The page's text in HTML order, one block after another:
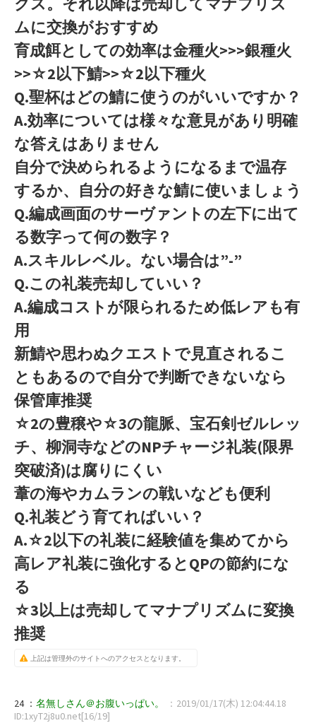
ムに交換がおすすめ
育成餌としての効率は金種火>>>銀種火
>>☆2以下鯖>>☆2以下種火
Q.聖杯はどの鯖に使うのがいいですか？
A.効率については様々な意見があり明確
な答えはありません
自分で決められるようになるまで温存
するか、自分の好きな鯖に使いましょう
Q.編成画面のサーヴァントの左下に出て
る数字って何の数字？
A.スキルレベル。ない場合は”-”
Q.この礼装売却していい？
A.編成コストが限られるため低レアも有
用
新鯖や思わぬクエストで見直されるこ
ともあるので自分で判断できないなら
保管庫推奨
☆2の豊穣や☆3の龍脈、宝石剣ゼルレッ
チ、柳洞寺などのNPチャージ礼装(限界
突破済)は腐りにくい
葦の海やカムランの戦いなども便利
Q.礼装どう育てればいい？
A.☆2以下の礼装に経験値を集めてから
高レア礼装に強化するとQPの節約にな
る
☆3以上は売却してマナプリズムに変換
推奨
上記は管理外のサイトへのアクセスとなります。
24 ： 名無しさん＠お腹いっぱい。
：2019/01/17(木) 12:04:44.18
ID:1xyT2j8u0.net[16/19]